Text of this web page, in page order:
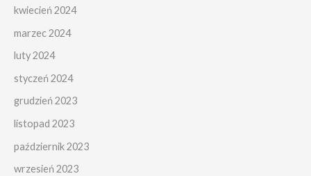
kwiecień 2024
marzec 2024
luty 2024
styczeń 2024
grudzień 2023
listopad 2023
październik 2023
wrzesień 2023